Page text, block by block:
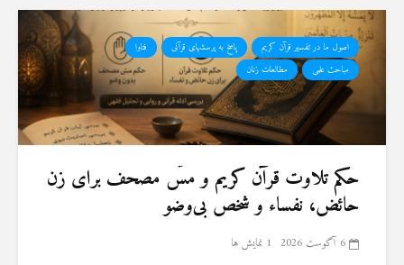
اصول ما در تفسیر قرآن کریم پاسخ به پرسشهای قرآنی
فتاوا
مباحث علمی
مطالعات زنان
حكم تلاوت قرآن كريم و مسّ مصحف برای زن
حائض، نفساء و شخص بی‌وضو
6 آگوست 2026 1 نمایش ها